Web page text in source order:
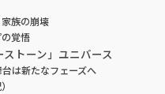
族の崩壊
覚悟
トーン」ユニバース
は新たなフェーズへ